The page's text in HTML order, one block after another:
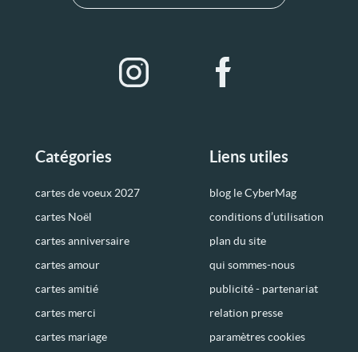
Catégories
cartes de voeux 2027
cartes Noël
cartes anniversaire
cartes amour
cartes amitié
cartes merci
cartes mariage
Liens utiles
blog le CyberMag
conditions d’utilisation
plan du site
qui sommes-nous
publicité - partenariat
relation presse
paramètres cookies